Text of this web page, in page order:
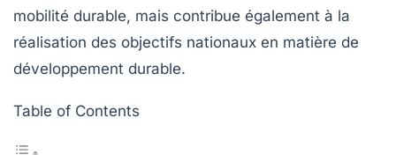
mobilité durable, mais contribue également à la
réalisation des objectifs nationaux en matière de
développement durable.
Table of Contents